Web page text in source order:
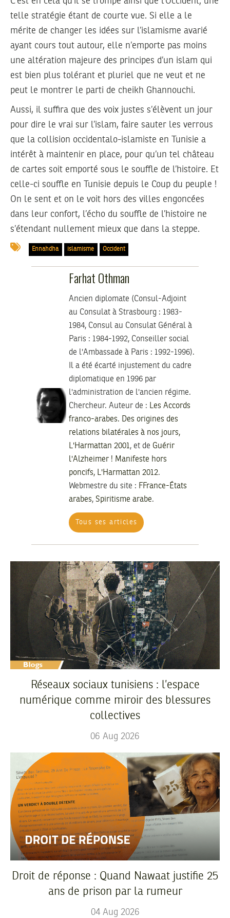
telle stratégie étant de courte vue. Si elle a le
mérite de changer les idées sur l’islamisme avarié
ayant cours tout autour, elle n’emporte pas moins
une altération majeure des principes d’un islam qui
est bien plus tolérant et pluriel que ne veut et ne
peut le montrer le parti de cheikh Ghannouchi.
Aussi, il suffira que des voix justes s’élèvent un jour
pour dire le vrai sur l’islam, faire sauter les verrous
que la collision occidentalo-islamiste en Tunisie a
intérêt à maintenir en place, pour qu’un tel château
de cartes soit emporté sous le souffle de l’histoire. Et
celle-ci souffle en Tunisie depuis le Coup du peuple !
On le sent et on le voit hors des villes engoncées
dans leur confort, l’écho du souffle de l’histoire ne
s’étendant nullement mieux que dans la steppe.
Ennahdha islamisme Occident
Farhat Othman
Ancien diplomate (Consul-Adjoint
au Consulat à Strasbourg : 1983-
1984, Consul au Consulat Général à
Paris : 1984-1992, Conseiller social
de l'Ambassade à Paris : 1992-1996).
Il a été écarté injustement du cadre
diplomatique en 1996 par
l'administration de l'ancien régime.
Chercheur. Auteur de : Les Accords
franco-arabes. Des origines des
relations bilatérales à nos jours,
L'Harmattan 2001, et de Guérir
l'Alzheimer ! Manifeste hors
poncifs, L'Harmattan 2012.
Webmestre du site : FFrance-États
arabes, Spiritisme arabe.
Tous ses articles
Réseaux sociaux tunisiens : l’espace
numérique comme miroir des blessures
collectives
06 Aug 2026
Droit de réponse : Quand Nawaat justifie 25
ans de prison par la rumeur
04 Aug 2026